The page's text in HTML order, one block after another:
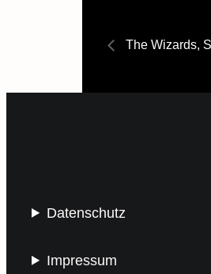
The Wizards,
Datenschutz
Impressum